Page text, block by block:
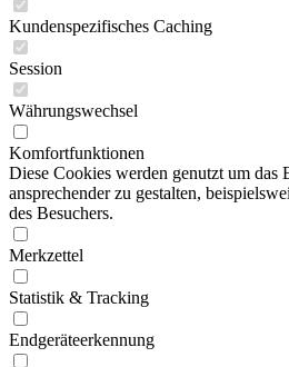
Kundenspezifisches Caching
Session
Währungswechsel
Komfortfunktionen
Diese Cookies werden genutzt um das
ansprechender zu gestalten,
des Besuchers.
Merkzettel
Statistik & Tracking
Endgeräteerkennung